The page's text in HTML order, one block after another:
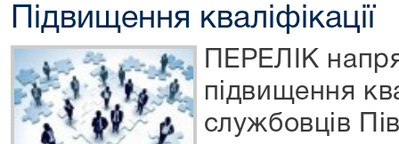
Підвищення кваліфікації
ПЕРЕЛІК
підвищення
службовців